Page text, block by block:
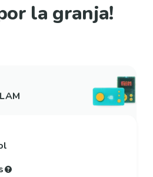
la granja!